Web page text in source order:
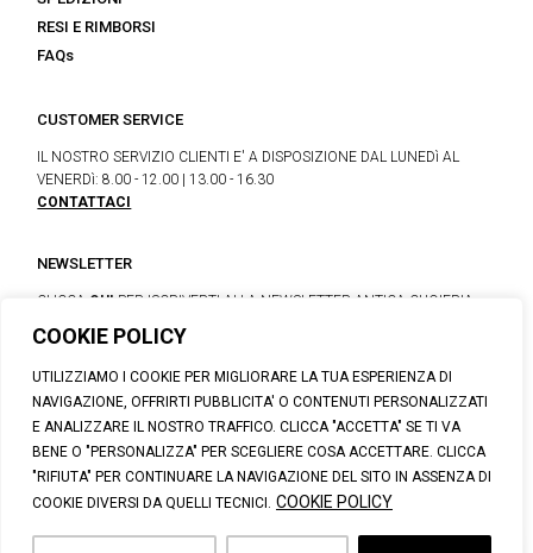
COOKIE POLICY
UTILIZZIAMO I COOKIE PER MIGLIORARE LA TUA ESPERIENZA DI
NAVIGAZIONE, OFFRIRTI PUBBLICITA' O CONTENUTI PERSONALIZZATI
E ANALIZZARE IL NOSTRO TRAFFICO. CLICCA "ACCETTA" SE TI VA
BENE O "PERSONALIZZA" PER SCEGLIERE COSA ACCETTARE. CLICCA
"RIFIUTA" PER CONTINUARE LA NAVIGAZIONE DEL SITO IN ASSENZA DI
COOKIE DIVERSI DA QUELLI TECNICI. COOKIE POLICY
RESI E RIMBORSI
FAQs
CUSTOMER SERVICE
IL NOSTRO SERVIZIO CLIENTI E' A DISPOSIZIONE DAL LUNEDì AL
VENERDì: 8.00 - 12.00 | 13.00 - 16.30
CONTATTACI
NEWSLETTER
CLICCA QUI PER ISCRIVERTI ALLA NEWSLETTER ANTICA CUOIERIA
© 2026 CALZATURIFICIO F.LLI SOLDINI
VIA VITTORIO VENETO, 32 - CAPOLONA 52010 (AR)
P.IVA: IT00100020510 | REA: AR-19984 | C. SOCIALE: € 1,170,800.00
I.V.
SUPPORT@ANTICACUOIERIA.IT| + (39) 0575 42811
PRIVACY|COOKIE POLICY|PERSONAL DATA INFORMATION